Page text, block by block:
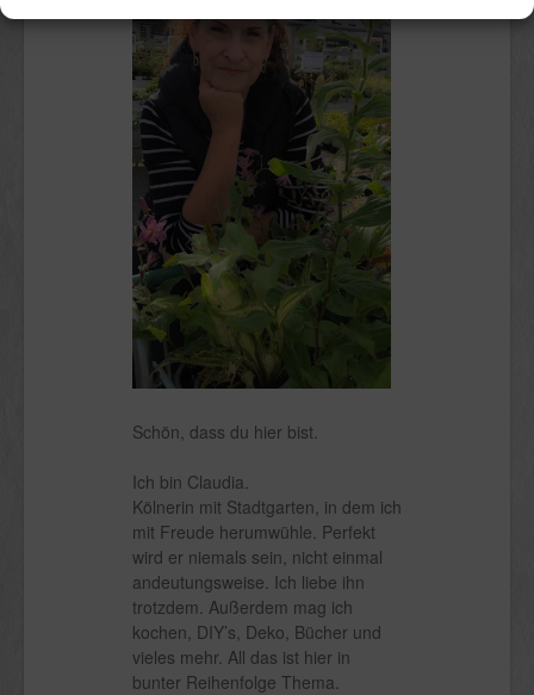
Schön, dass du hier bist.
Ich bin Claudia.
Kölnerin mit Stadtgarten, in dem ich
mit Freude herumwühle. Perfekt
wird er niemals sein, nicht einmal
andeutungsweise. Ich liebe ihn
trotzdem. Außerdem mag ich
kochen, DIY’s, Deko, Bücher und
vieles mehr. All das ist hier in
bunter Reihenfolge Thema.